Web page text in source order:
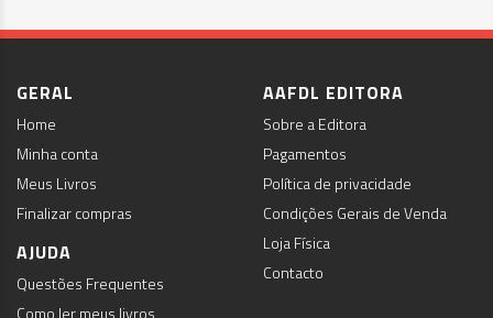
GERAL
Home
Minha conta
Meus Livros
Finalizar compras
AJUDA
Questões Frequentes
Como ler meus livros
AAFDL EDITORA
Sobre a Editora
Pagamentos
Política de privacidade
Condições Gerais de Venda
Loja Física
Contacto